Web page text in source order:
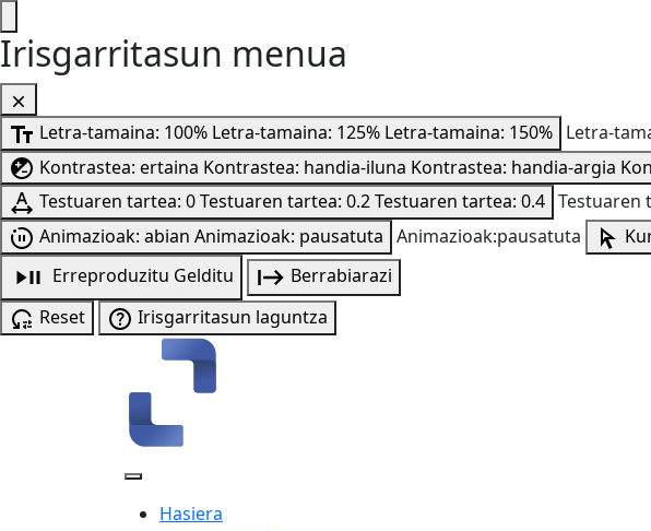
Irisgarritasun menua
Letra-tamaina: 100% Letra-tamaina: 125% Letra-tamaina: 150% Letra-
Kontrastea: ertaina Kontrastea: handia-iluna Kontrastea: handia-argia
Testuaren tartea: 0Testuaren tartea: 0.2Testuaren tartea: 0.4 Testuaren
Animazioak: abian Animazioak: pausatuta Animazioak:pausatuta
Erreproduzitu Gelditu
Berrabiarazi
Reset
Irisgarritasun laguntza
Hasiera